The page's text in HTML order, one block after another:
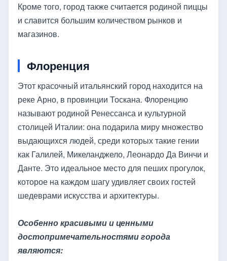
Кроме того, город также считается родиной пиццы
и славится большим количеством рынков и
магазинов.
Флоренция
Этот красочный итальянский город находится на
реке Арно, в провинции Тоскана. Флоренцию
называют родиной Ренессанса и культурной
столицей Италии: она подарила миру множество
выдающихся людей, среди которых такие гении
как Галилей, Микеланджело, Леонардо Да Винчи и
Данте. Это идеальное место для пеших прогулок,
которое на каждом шагу удивляет своих гостей
шедеврами искусства и архитектуры.
Особенно красивыми и ценными
достопримечательностями города
являются: